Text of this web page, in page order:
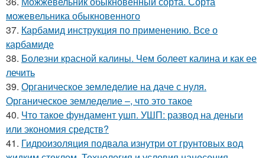
можевельника обыкновенного
37. Карбамид инструкция по применению. Все о
карбамиде
38. Болезни красной калины. Чем болеет калина и как ее
лечить
39. Органическое земледелие на даче с нуля.
Органическое земледелие –, что это такое
40. Что такое фундамент ушп. УШП: развод на деньги
или экономия средств?
41. Гидроизоляция подвала изнутри от грунтовых вод